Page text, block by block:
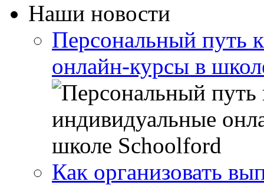
Наши новости
Персональный путь
онлайн-курсы в
Как организовать